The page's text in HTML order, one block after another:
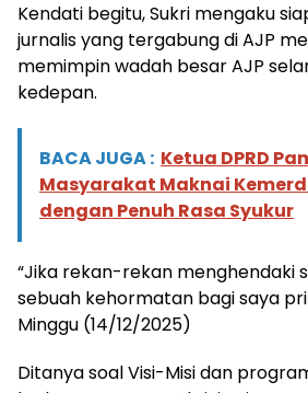
Kendati begitu, Sukri mengaku
jurnalis yang tergabung di AJP
memimpin wadah besar AJP
kedepan.
BACA JUGA : Ketua DPRD
Masyarakat Maknai
dengan Penuh Rasa Syukur
“Jika rekan-rekan menghendaki
sebuah kehormatan bagi saya
Minggu (14/12/2025)
Ditanya soal Visi-Misi dan